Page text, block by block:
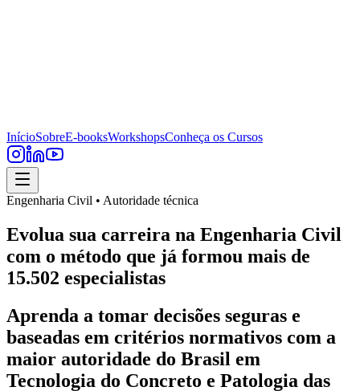
InícioSobreE-booksWorkshopsConheça os Cursos
Engenharia Civil • Autoridade técnica
Evolua sua carreira na Engenharia Civil
com o método que já formou mais de
15.502 especialistas
Aprenda a tomar decisões seguras e
baseadas em critérios normativos com a
maior autoridade do Brasil em
Tecnologia do Concreto e Patologia das